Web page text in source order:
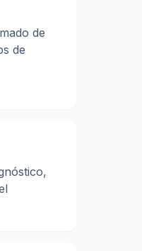
de
de